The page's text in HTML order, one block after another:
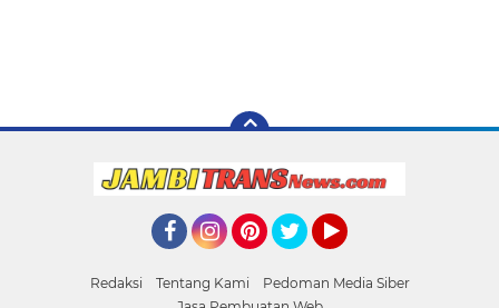
Redaksi Tentang Kami
Pedoman Media Siber